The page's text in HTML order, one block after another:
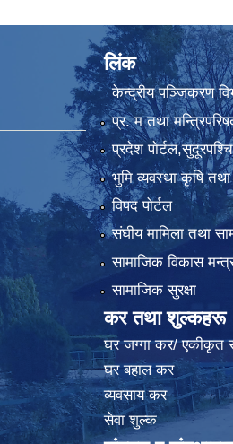
लिंक
केन्द्रीय पञ्जिकरण
प्र. म तथा
प्रदेश
भुमि व्यवस्था कृषि
विपद पोर्टल
संघीय मामिला तथा
सामाजिक विकास
सामाजिक सुरक्षा
कर तथा शुल्कहरू
घर जग्गा कर/ एकीकृत
घर बहाल कर
व्यवसाय कर
सेवा शुल्क